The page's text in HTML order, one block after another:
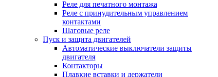
Реле для печатного монтажа
Реле с принудительным управлением
контактами
Шаговые реле
Пуск и защита двигателей
Автоматические выключатели защиты
двигателя
Контакторы
Плавкие вставки и держатели